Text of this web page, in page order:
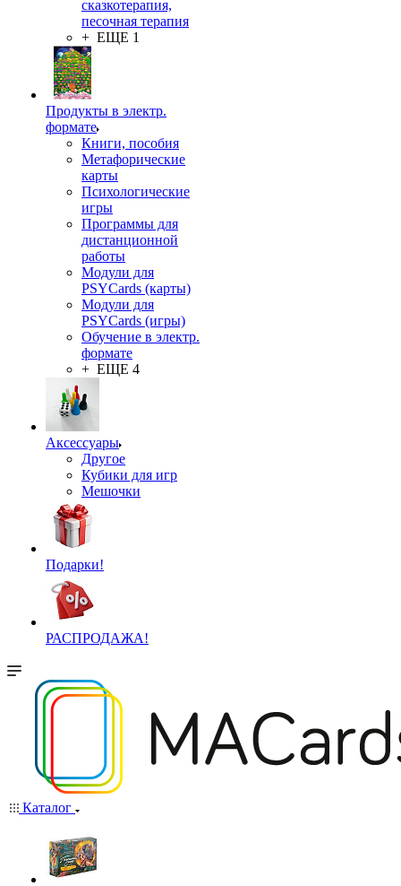
сказкотерапия,
песочная терапия
+ ЕЩЕ 1
Продукты в электр.
формате
Книги, пособия
Метафорические
карты
Психологические
игры
Программы для
дистанционной
работы
Модули для
PSYCards (карты)
Модули для
PSYCards (игры)
Обучение в электр.
формате
+ ЕЩЕ 4
Аксессуары
Другое
Кубики для игр
Мешочки
Подарки!
РАСПРОДАЖА!
Каталог